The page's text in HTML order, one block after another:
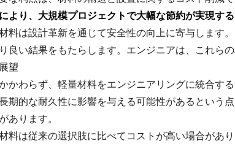
より、大規模プロジェクトで大幅な節約が実現する
料は設計革新を通じて安全性の向上に寄与します
良い結果をもたらします。エンジニアは、これら
望
かわらず、軽量材料をエンジニアリングに統合す
期的な耐久性に影響を与える可能性があるという
あります。
料は従来の選択肢に比べてコストが高い場合があ